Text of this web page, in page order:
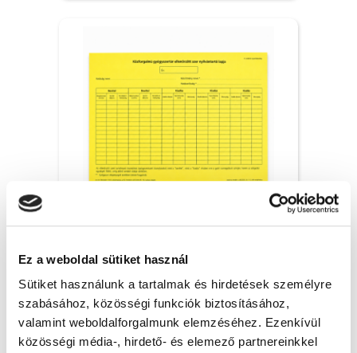
Ez a weboldal sütiket használ
Sütiket használunk a tartalmak és hirdetések személyre
szabásához, közösségi funkciók biztosításához,
valamint weboldalforgalmunk elemzéséhez. Ezenkívül
közösségi média-, hirdető- és elemező partnereinkkel
81 Ft + Áfa
Raktáron
db
KOSÁRBA